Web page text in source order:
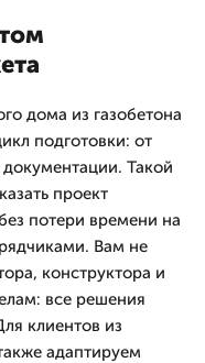
дома из газобетона
подготовки: от
Такой
проект
потери времени на
Вам не
конструктора и
все решения
клиентов из
адаптируем